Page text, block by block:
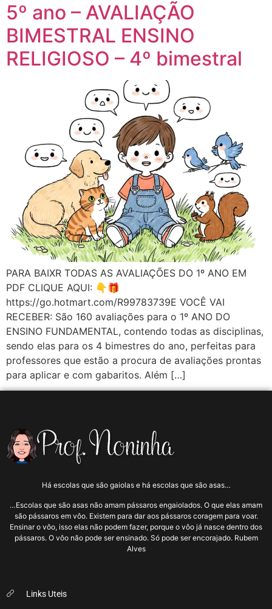
5º ano – AVALIAÇÃO
BIMESTRAL ENSINO
RELIGIOSO – 4º bimestral
PARA BAIXR TODAS AS AVALIAÇÕES DO 1º ANO EM
PDF CLIQUE AQUI: 👇🎁
https://go.hotmart.com/R99783739E VOCÊ VAI
RECEBER: São 160 avaliações para o 1º ANO DO
ENSINO FUNDAMENTAL, contendo todas as disciplinas,
sendo elas para os 4 bimestres do ano, perfeitas para
professores que estão a procura de avaliações prontas
para aplicar e com gabaritos. Além […]
Há escolas que são gaiolas e há escolas que são asas…
…Escolas que são asas não amam pássaros engaiolados. O que elas amam
são pássaros em vôo. Existem para dar aos pássaros coragem para voar.
Ensinar o vôo, isso elas não podem fazer, porque o vôo já nasce dentro dos
pássaros. O vôo não pode ser ensinado. Só pode ser encorajado. Rubem
Alves
Links Uteis